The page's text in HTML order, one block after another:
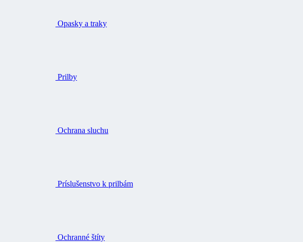
Opasky a traky
Prilby
Ochrana sluchu
Príslušenstvo k prilbám
Ochranné štíty